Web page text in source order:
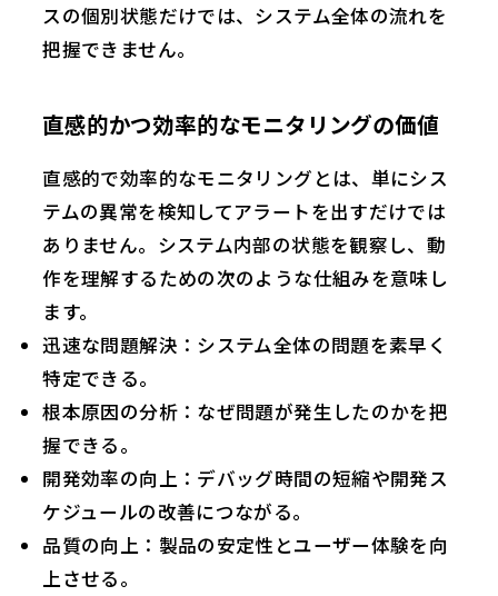
スの個別状態だけでは、システム全体の流れを
把握できません。
直感的かつ効率的なモニタリングの価値
直感的で効率的なモニタリングとは、単にシス
テムの異常を検知してアラートを出すだけでは
ありません。システム内部の状態を観察し、動
作を理解するための次のような仕組みを意味し
ます。
迅速な問題解決：システム全体の問題を素早く
特定できる。
根本原因の分析：なぜ問題が発生したのかを把
握できる。
開発効率の向上：デバッグ時間の短縮や開発ス
ケジュールの改善につながる。
品質の向上：製品の安定性とユーザー体験を向
上させる。